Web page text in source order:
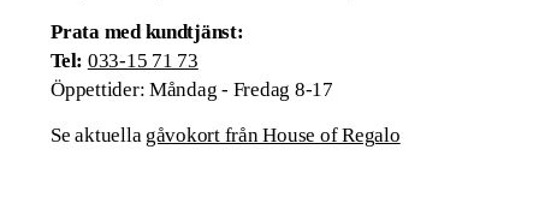
Prata med kundtjänst:
Tel: 033-15 71 73
Öppettider: Måndag - Fredag 8-17
Se aktuella gåvokort från House of Regalo